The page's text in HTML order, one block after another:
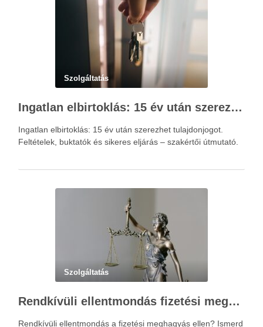
Szolgáltatás
Ingatlan elbirtoklás: 15 év után szerezhet tulajdonjogot – szakértői útmutató
Ingatlan elbirtoklás: 15 év után szerezhet tulajdonjogot.
Feltételek, buktatók és sikeres eljárás – szakértői útmutató.
Szolgáltatás
Rendkívüli ellentmondás fizetési meghagyás ellen – Újváry Zsolt Ügyvédi Iroda
Rendkívüli ellentmondás a fizetési meghagyás ellen? Ismerd